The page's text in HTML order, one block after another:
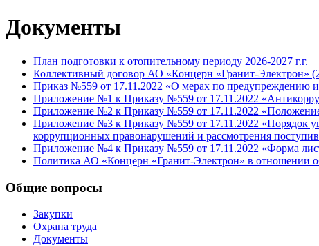
Документы
План подготовки к отопительному периоду 2026-2027 г.г.
Коллективный договор АО «Концерн «Гранит-Электрон»
Приказ №559 от 17.11.2022 «О мерах по предупреждению
Приложение №1 к Приказу №559 от 17.11.2022
Приложение №2 к Приказу №559 от 17.11.2022
Приложение №3 к Приказу №559 от 17.11.2022 «Порядок
коррупционных правонарушений и рассмотрения
Приложение №4 к Приказу №559 от 17.11.2022 «Форма
Политика АО «Концерн «Гранит-Электрон» в отношении
Общие вопросы
Закупки
Охрана труда
Документы